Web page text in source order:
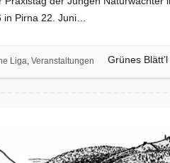
in Pirna 22. Juni…
Liga,Veranstaltungen Grünes